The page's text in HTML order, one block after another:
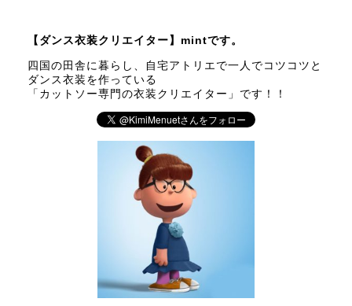
【ダンス衣装クリエイター】mintです。
四国の田舎に暮らし、自宅アトリエで一人でコツコツと
ダンス衣装を作っている
「カットソー専門の衣装クリエイター」です！！